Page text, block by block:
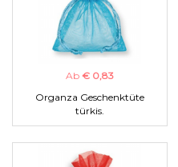
Ab € 0,83
Organza Geschenktüte
türkis.